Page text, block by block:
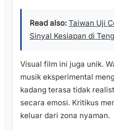
Read also: Taiwan Uji
Sinyal Kesiapan di
Visual film ini juga unik.
musik eksperimental
kadang terasa tidak
secara emosi. Kritikus
keluar dari zona nyaman.